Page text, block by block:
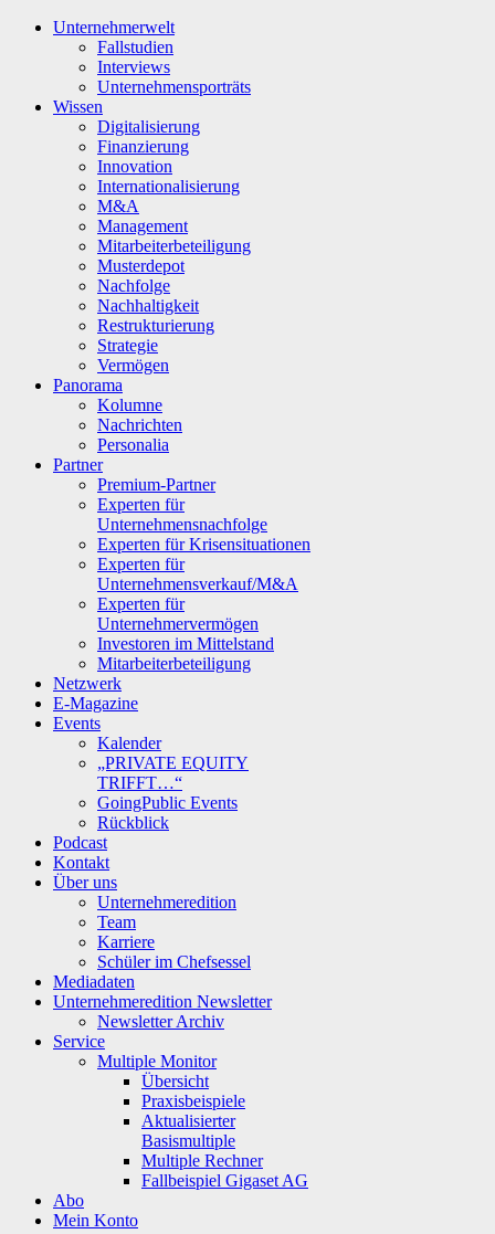
Unternehmerwelt
Fallstudien
Interviews
Unternehmensporträts
Wissen
Digitalisierung
Finanzierung
Innovation
Internationalisierung
M&A
Management
Mitarbeiterbeteiligung
Musterdepot
Nachfolge
Nachhaltigkeit
Restrukturierung
Strategie
Vermögen
Panorama
Kolumne
Nachrichten
Personalia
Partner
Premium-Partner
Experten für
Unternehmensnachfolge
Experten für Krisensituationen
Experten für
Unternehmensverkauf/M&A
Experten für
Unternehmervermögen
Investoren im Mittelstand
Mitarbeiterbeteiligung
Netzwerk
E-Magazine
Events
Kalender
„PRIVATE EQUITY
TRIFFT…“
GoingPublic Events
Rückblick
Podcast
Kontakt
Über uns
Unternehmeredition
Team
Karriere
Schüler im Chefsessel
Mediadaten
Unternehmeredition Newsletter
Newsletter Archiv
Service
Multiple Monitor
Übersicht
Praxisbeispiele
Aktualisierter
Basismultiple
Multiple Rechner
Fallbeispiel Gigaset AG
Abo
Mein Konto